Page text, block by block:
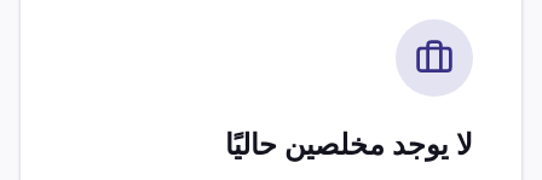
لا يوجد مخلصين حاليًا